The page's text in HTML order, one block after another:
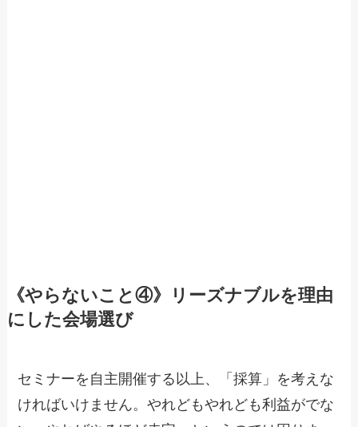
《やらないこと④》リーズナブルを理由
にした会場選び
セミナーを自主開催する以上、「採算」を考えな
ければいけません。やれどもやれども利益がでな